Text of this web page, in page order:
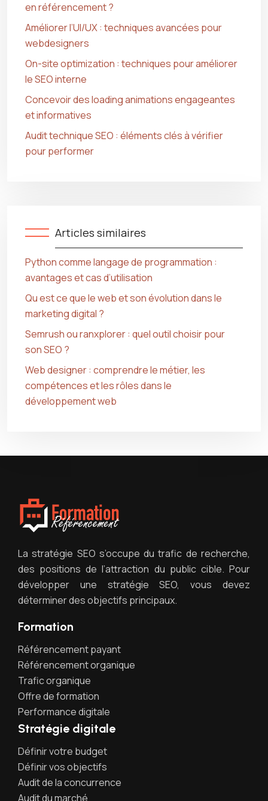
en référencement ?
Améliorer l’UI/UX : techniques avancées pour
webdesigners
On-site optimization : techniques pour améliorer
le SEO interne
Concevoir des loading animations engageantes
et informatives
Audit technique SEO : éléments clés à vérifier
pour performer
Articles similaires
Python comme langage de programmation :
avantages et cas d’utilisation
Qu est ce que le web et son évolution dans le
marketing digital ?
Semrush ou ranxplorer : quel outil choisir pour
son SEO ?
Web designer : comprendre le métier, les
compétences et les rôles dans le
développement web
La stratégie SEO s’occupe du trafic de recherche,
des positions de l’attraction du public cible. Pour
développer une stratégie SEO, vous devez
déterminer des objectifs principaux.
Formation
Référencement payant
Référencement organique
Trafic organique
Offre de formation
Performance digitale
Stratégie digitale
Définir votre budget
Définir vos objectifs
Audit de la concurrence
Audit du marché